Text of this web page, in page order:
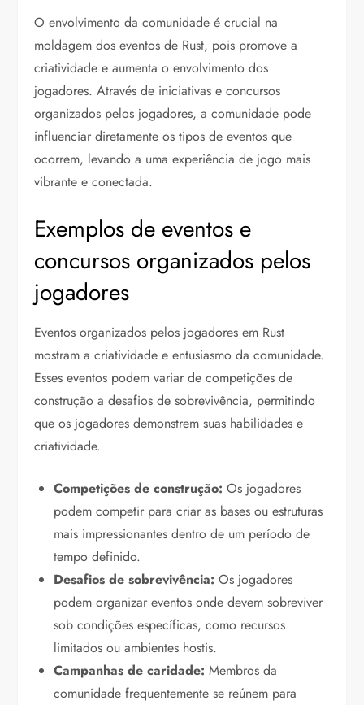
O envolvimento da comunidade é crucial na
moldagem dos eventos de Rust, pois promove a
criatividade e aumenta o envolvimento dos
jogadores. Através de iniciativas e concursos
organizados pelos jogadores, a comunidade pode
influenciar diretamente os tipos de eventos que
ocorrem, levando a uma experiência de jogo mais
vibrante e conectada.
Exemplos de eventos e
concursos organizados pelos
jogadores
Eventos organizados pelos jogadores em Rust
mostram a criatividade e entusiasmo da comunidade.
Esses eventos podem variar de competições de
construção a desafios de sobrevivência, permitindo
que os jogadores demonstrem suas habilidades e
criatividade.
Competições de construção: Os jogadores
podem competir para criar as bases ou estruturas
mais impressionantes dentro de um período de
tempo definido.
Desafios de sobrevivência: Os jogadores
podem organizar eventos onde devem sobreviver
sob condições específicas, como recursos
limitados ou ambientes hostis.
Campanhas de caridade: Membros da
comunidade frequentemente se reúnem para